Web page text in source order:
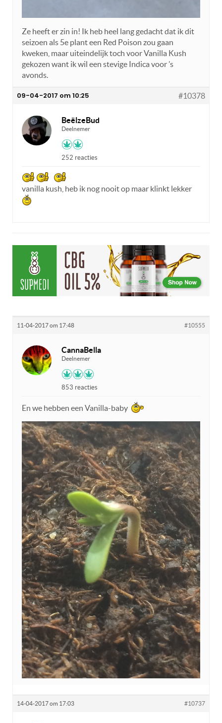
Ze heeft er zin in! Ik heb heel lang gedacht dat ik dit
seizoen als 5e plant een Red Poison zou gaan
kweken, maar uiteindelijk toch voor Vanilla Kush
gekozen want ik wil een stevige Indica voor ’s
avonds.
09-04-2017 om 10:25 #10378
BeëlzeBud
Deelnemer
252 reacties
vanilla kush, heb ik nog nooit op maar klinkt lekker
11-04-2017 om 17:48 #10555
CannaBella
Deelnemer
853 reacties
En we hebben een Vanilla-baby
14-04-2017 om 17:03 #10737